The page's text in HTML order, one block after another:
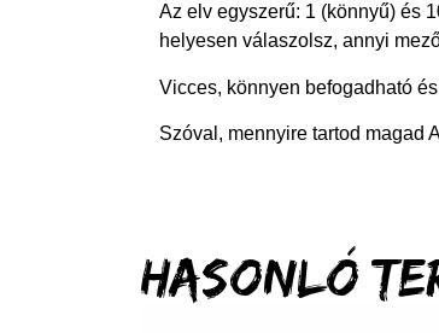
Az elv egyszerű: 1 (könnyű) és
helyesen válaszolsz, annyi
Vicces, könnyen befogadható
Szóval, mennyire tartod magad
Hasonló